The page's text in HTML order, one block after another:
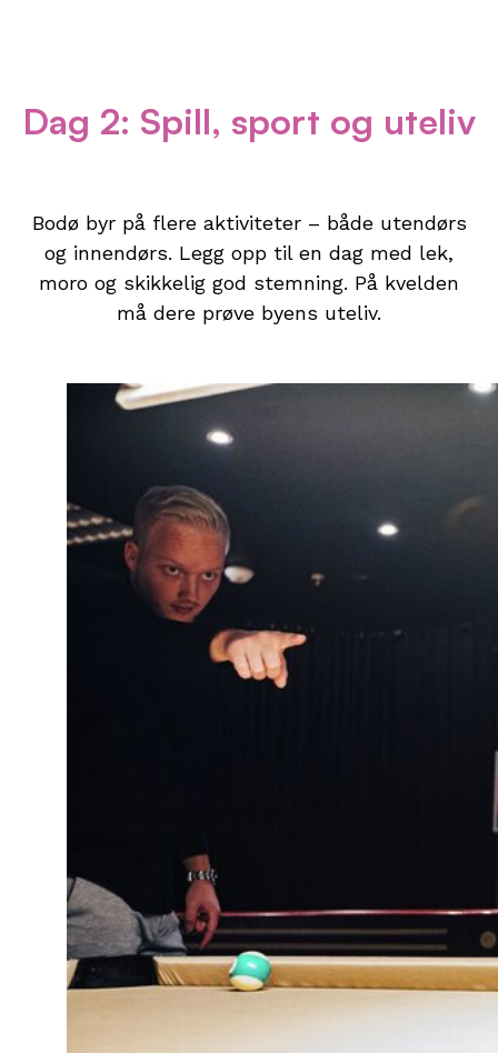
Dag 2: Spill, sport og uteliv
Bodø byr på flere aktiviteter – både utendørs
og innendørs. Legg opp til en dag med lek,
moro og skikkelig god stemning. På kvelden
må dere prøve byens uteliv.